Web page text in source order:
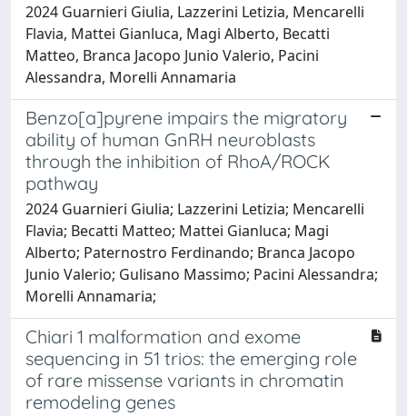
2024 Guarnieri Giulia, Lazzerini Letizia, Mencarelli
Flavia, Mattei Gianluca, Magi Alberto, Becatti
Matteo, Branca Jacopo Junio Valerio, Pacini
Alessandra, Morelli Annamaria
Benzo[a]pyrene impairs the migratory
ability of human GnRH neuroblasts
through the inhibition of RhoA/ROCK
pathway
2024 Guarnieri Giulia; Lazzerini Letizia; Mencarelli
Flavia; Becatti Matteo; Mattei Gianluca; Magi
Alberto; Paternostro Ferdinando; Branca Jacopo
Junio Valerio; Gulisano Massimo; Pacini Alessandra;
Morelli Annamaria;
Chiari 1 malformation and exome
sequencing in 51 trios: the emerging role
of rare missense variants in chromatin
remodeling genes